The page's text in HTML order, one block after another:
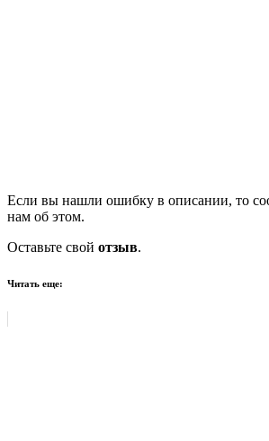
Если вы нашли ошибку в описании, то
нам об этом.
Оставьте свой отзыв.
Читать еще: